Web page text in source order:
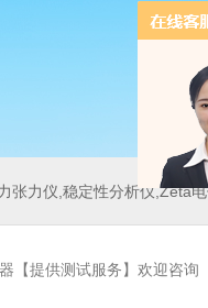
性分析仪,Zeta电位分析仪,三维形
【提供测试服务】欢迎咨询